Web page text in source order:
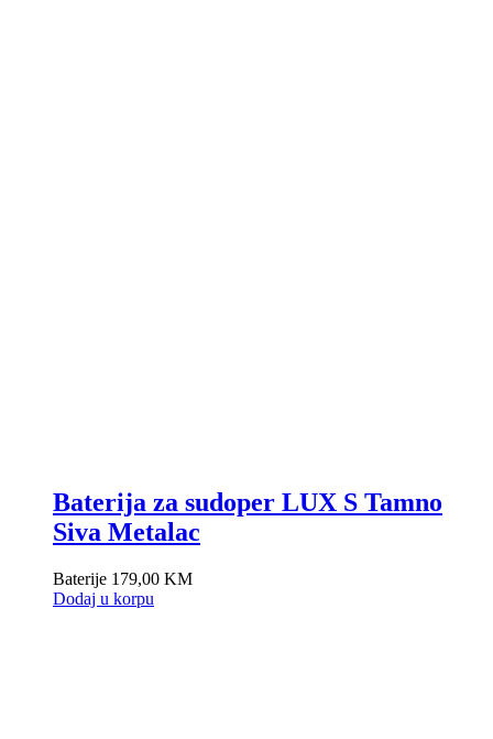
Baterija za sudoper LUX S Tamno
Siva Metalac
Baterije 179,00 KM
Dodaj u korpu